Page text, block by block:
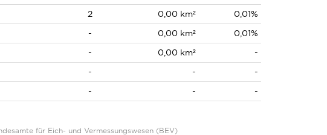
2 0,00 km²
0,01%
- 0,00 km²
0,01%
- 0,00 km²
-
- -
-
- - -
für Eich- und Vermessungswesen (BEV)